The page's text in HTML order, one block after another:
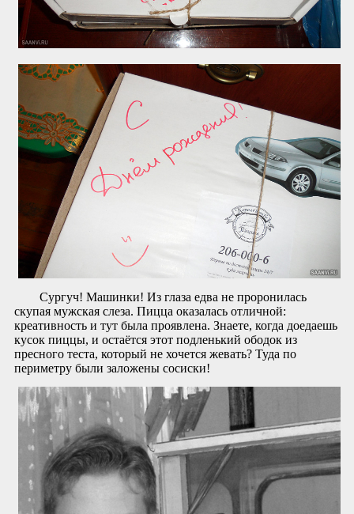
Сургуч! Машинки! Из глаза едва не проронилась
скупая мужская слеза. Пицца оказалась отличной:
креативность и тут была проявлена. Знаете, когда доедаешь
кусок пиццы, и остаётся этот подленький ободок из
пресного теста, который не хочется жевать? Туда по
периметру были заложены сосиски!